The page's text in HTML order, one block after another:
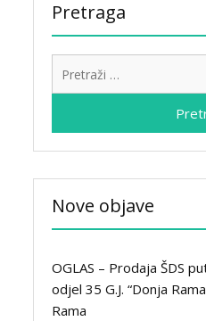
Pretraga
Nove objave
OGLAS – Prodaja ŠDS
odjel 35 G.J. “Donja
Rama